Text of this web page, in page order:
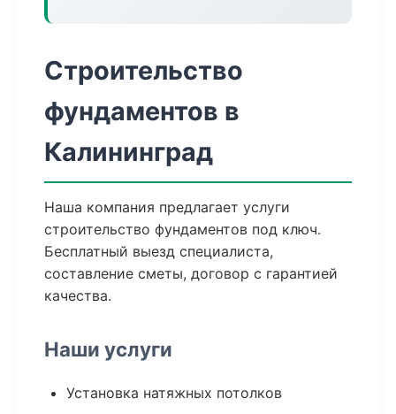
Строительство
фундаментов в
Калининград
Наша компания предлагает услуги
строительство фундаментов под ключ.
Бесплатный выезд специалиста,
составление сметы, договор с гарантией
качества.
Наши услуги
Установка натяжных потолков